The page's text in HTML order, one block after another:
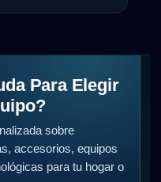
Para Elegir
sobre
accesorios, equipos
para tu hogar o